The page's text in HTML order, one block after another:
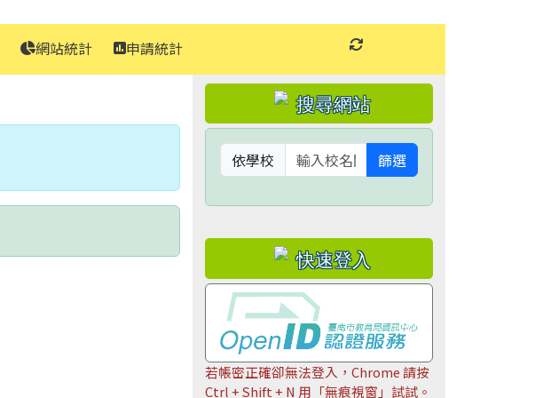
網站統計 申請統計 重新取得佈景設定
左邊區域內容
依學校 篩選
若帳密正確卻無法登入，Chrome 請按
Ctrl + Shift + N 用「無痕視窗」試試。